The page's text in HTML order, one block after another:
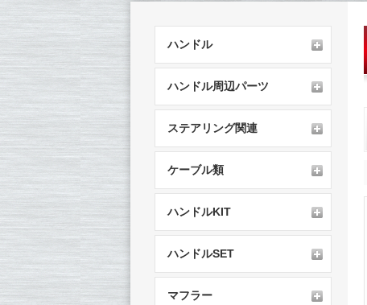
ハンドル
ハンドル周辺パーツ
ステアリング関連
ケーブル類
ハンドルKIT
ハンドルSET
マフラー